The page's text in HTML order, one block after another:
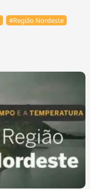
#Região Nordeste